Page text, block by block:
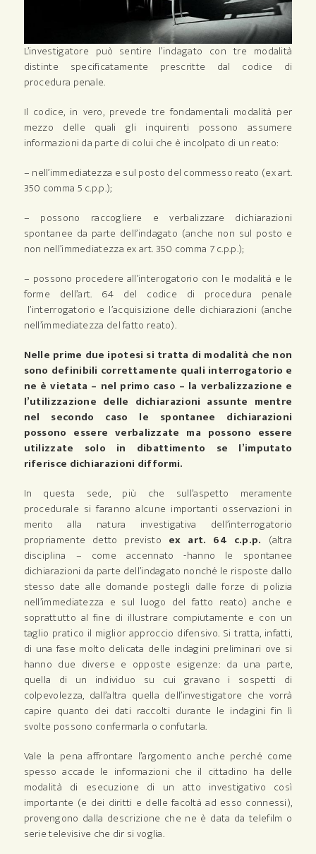
L’investigatore può sentire l’indagato con tre modalità
distinte specificatamente prescritte dal codice di
procedura penale.
Il codice, in vero, prevede tre fondamentali modalità per
mezzo delle quali gli inquirenti possono assumere
informazioni da parte di colui che è incolpato di un reato:
– nell’immediatezza e sul posto del commesso reato (ex art.
350 comma 5 c.p.p.);
– possono raccogliere e verbalizzare dichiarazioni
spontanee da parte dell’indagato (anche non sul posto e
non nell’immediatezza ex art. 350 comma 7 c.p.p.);
– possono procedere all’interogatorio con le modalità e le
forme dell’art. 64 del codice di procedura penale
l’interrogatorio e l’acquisizione delle dichiarazioni (anche
nell’immediatezza del fatto reato).
Nelle prime due ipotesi si tratta di modalità che non
sono definibili correttamente quali interrogatorio e
ne è vietata – nel primo caso – la verbalizzazione e
l’utilizzazione delle dichiarazioni assunte mentre
nel secondo caso le spontanee dichiarazioni
possono essere verbalizzate ma possono essere
utilizzate solo in dibattimento se l’imputato
riferisce dichiarazioni difformi.
In questa sede, più che sull’aspetto meramente
procedurale si faranno alcune importanti osservazioni in
merito alla natura investigativa dell’interrogatorio
propriamente detto previsto ex art. 64 c.p.p. (altra
disciplina – come accennato -hanno le spontanee
dichiarazioni da parte dell’indagato nonché le risposte dallo
stesso date alle domande postegli dalle forze di polizia
nell’immediatezza e sul luogo del fatto reato) anche e
soprattutto al fine di illustrare compiutamente e con un
taglio pratico il miglior approccio difensivo. Si tratta, infatti,
di una fase molto delicata delle indagini preliminari ove si
hanno due diverse e opposte esigenze: da una parte,
quella di un individuo su cui gravano i sospetti di
colpevolezza, dall’altra quella dell’investigatore che vorrà
capire quanto dei dati raccolti durante le indagini fin lì
svolte possono confermarla o confutarla.
Vale la pena affrontare l’argomento anche perché come
spesso accade le informazioni che il cittadino ha delle
modalità di esecuzione di un atto investigativo così
importante (e dei diritti e delle facoltà ad esso connessi),
provengono dalla descrizione che ne è data da telefilm o
serie televisive che dir si voglia.